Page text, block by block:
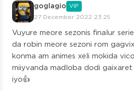
goglagio VIP
27 December 2022 23:25
Vuyure meore sezonis finalur
da robin meore sezoni rom
konma am animes xeli mokida
miiyvanda madloba dodi
iyo👍